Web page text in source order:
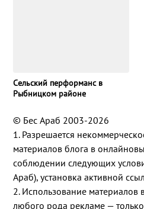
Сельский перформанс в
Рыбницком районе
© Бес Араб 2003-2026
1. Разрешается
материалов блога в
соблюдении следующих
Араб), установка активной
2. Использование материалов
любого рода рекламе —